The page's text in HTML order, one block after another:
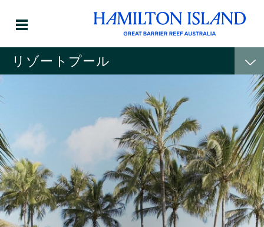
リゾートプール